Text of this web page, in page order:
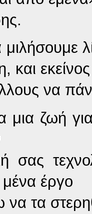
και
να
μια ζωή
σας
μένα έργο
να τα